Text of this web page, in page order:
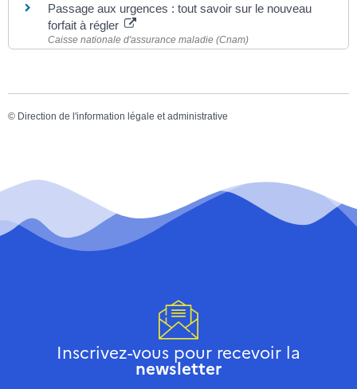
Passage aux urgences : tout savoir sur le nouveau
forfait à régler
Caisse nationale d'assurance maladie (Cnam)
© Direction de l'information légale et administrative
Inscrivez-vous pour recevoir la
newsletter